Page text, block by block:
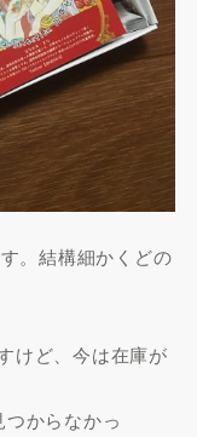
。結構細かくどの
けど、今は在庫が
からなかっ